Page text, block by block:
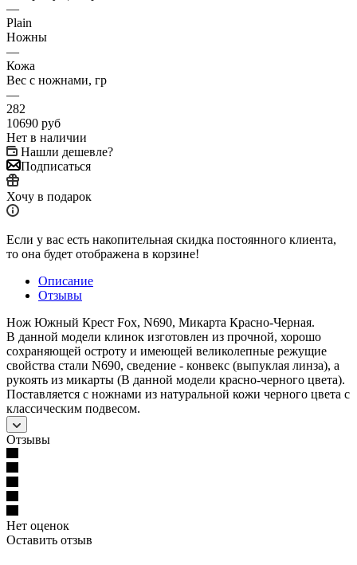
—
Plain
Ножны
—
Кожа
Вес с ножнами, гр
—
282
10690 руб
Нет в наличии
Нашли дешевле?
Подписаться
Хочу в подарок
Если у вас есть накопительная скидка постоянного клиента,
то она будет отображена в корзине!
Описание
Отзывы
Нож Южный Крест Fox, N690, Микарта Красно-Черная.
В данной модели клинок изготовлен из прочной, хорошо
сохраняющей остроту и имеющей великолепные режущие
свойства стали N690, сведение - конвекс (выпуклая линза), а
рукоять из микарты (В данной модели красно-черного цвета).
Поставляется с ножнами из натуральной кожи черного цвета с
классическим подвесом.
Отзывы
Нет оценок
Оставить отзыв